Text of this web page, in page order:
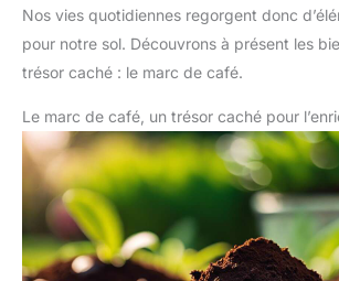
Nos vies quotidiennes regorgent donc
pour notre sol. Découvrons à présent les
trésor caché : le marc de café.
Le marc de café, un trésor caché pour